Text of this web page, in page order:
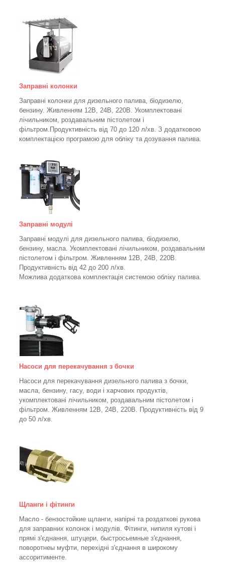
Заправні колонки
Заправні колонки для дизельного палива, біодизелю,
бензину. Живленням 12В, 24В, 220В. Укомплектовані
лічильником, роздавальним пістолетом і
фільтром. Продуктивність від 70 до 120 л/хв. З додатковою
комплектацією програмою для обліку та дозування палива.
Заправні модулі
Заправні модулі для дизельного палива, біодизелю,
бензину, масла. Укомплектовані лічильником, роздавальним
пістолетом і фільтром. Живленням 12В, 24В, 220В.
Продуктивність від 42 до 200 л/хв.
Можлива додаткова комплектація системою обліку палива.
Насоси для перекачування з бочки
Насоси для перекачування дизельного палива з бочки,
масла, бензину, гасу, води і харчових продуктів,
укомплектовані лічильником, роздавальним пістолетом і
фільтром. Живленням 12В, 24В, 220В. Продуктивність від 9
до 50 л/хв.
Щланги і фітинги
Масло - бензостойкие щланги, напірні та роздаткові рукова
для заправних колонок і модулів. Фітинги, нипиля кутові і
прямі з'єднання, штуцери, быстросьемные з'єднання,
поворотнеы муфти, перехідні з'єднання в широкому
ассоритименте.